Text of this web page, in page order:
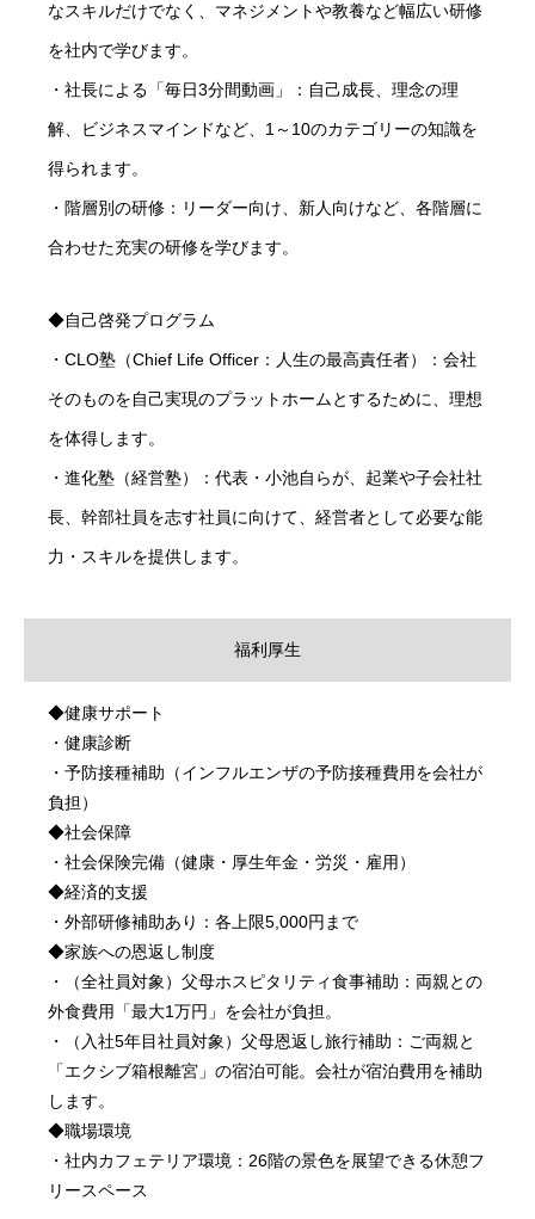
人材育成
働く環境を知る Workplace
募集要項
新卒採用エントリー
なスキルだけでなく、マネジメントや教養など幅広い研修
を社内で学びます。
・社長による「毎日3分間動画」：自己成長、理念の理
解、ビジネスマインドなど、1～10のカテゴリーの知識を
得られます。
・階層別の研修：リーダー向け、新人向けなど、各階層に
合わせた充実の研修を学びます。
◆自己啓発プログラム
・CLO塾（Chief Life Officer：人生の最高責任者）：会社
そのものを自己実現のプラットホームとするために、理想
を体得します。
・進化塾（経営塾）：代表・小池自らが、起業や子会社社
長、幹部社員を志す社員に向けて、経営者として必要な能
力・スキルを提供します。
福利厚生
◆健康サポート
・健康診断
・予防接種補助（インフルエンザの予防接種費用を会社が
負担）
◆社会保障
・社会保険完備（健康・厚生年金・労災・雇用）
◆経済的支援
・外部研修補助あり：各上限5,000円まで
◆家族への恩返し制度
・（全社員対象）父母ホスピタリティ食事補助：両親との
外食費用「最大1万円」を会社が負担。
・（入社5年目社員対象）父母恩返し旅行補助：ご両親と
「エクシブ箱根離宮」の宿泊可能。会社が宿泊費用を補助
します。
◆職場環境
・社内カフェテリア環境：26階の景色を展望できる休憩フ
リースペース